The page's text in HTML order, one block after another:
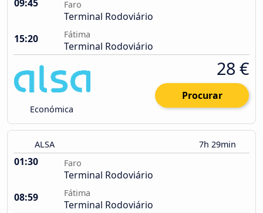
09:45 Faro
Terminal Rodoviário
15:20
Fátima
Terminal Rodoviário
Económica
28 €
Procurar
ALSA 7h 29min
01:30 Faro
Terminal Rodoviário
08:59
Fátima
Terminal Rodoviário